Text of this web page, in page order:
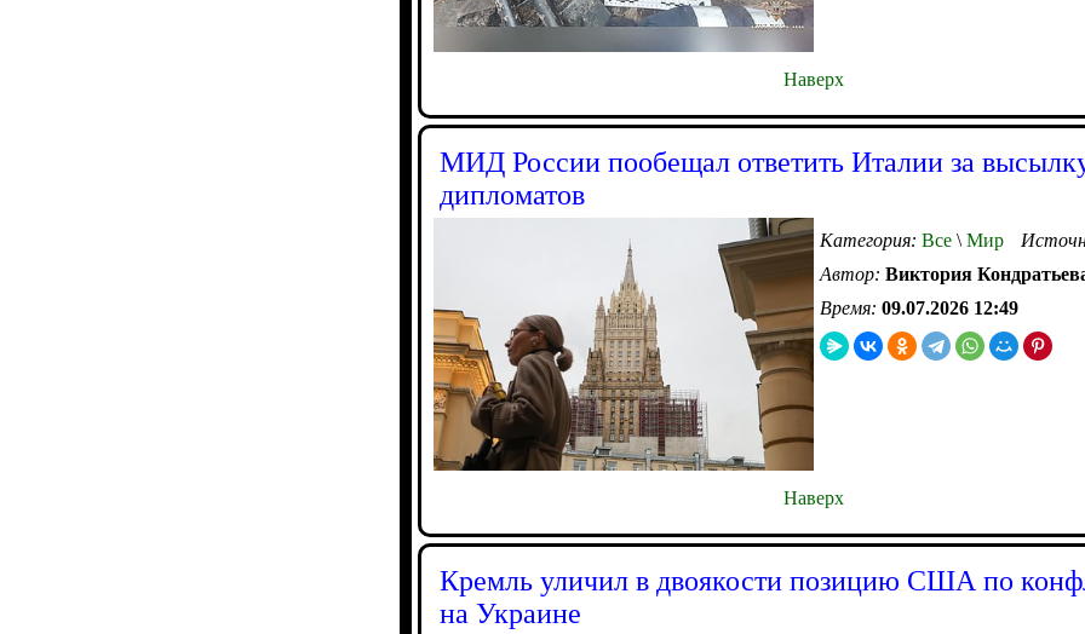
Наверх
МИД России пообещал ответить Италии за
дипломатов
Категория: Все \ Мир
Автор: Виктория
Время: 09.07.2026 12:49
Наверх
Кремль уличил в двоякости позицию США по
на Украине